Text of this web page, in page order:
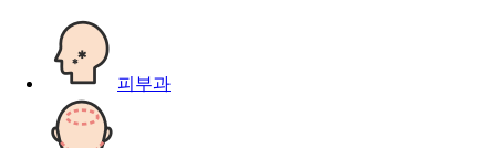
피부과